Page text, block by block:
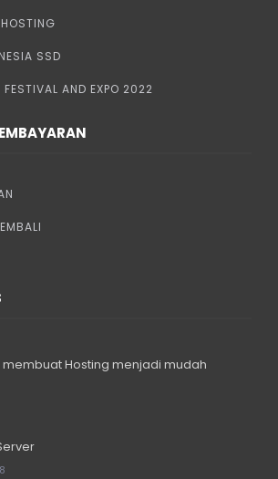
HOSTING
SSD
AND EXPO 2022
membuat Hosting menjadi mudah